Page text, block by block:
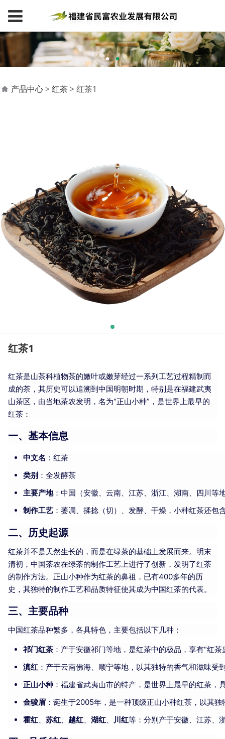
红茶1
产品中心> 红茶> 红茶1
红茶1
红茶是山茶科植物茶的嫩叶或嫩芽经过一系列工艺过程精制而
成的茶，其历史可以追溯到中国明朝时期，特别是在福建武夷
山茶区，由当地茶农发明，名为“正山小种”，是世界上最早的
红茶：
一、基本信息
中文名 ：红茶
类别：全发酵茶
主要产地：中国（安徽、云南、江苏、浙江、湖南、四川等
制作工艺：萎凋、揉捻（切）、发酵、干燥，小种红茶还包
二、历史起源
红茶并不是天然生长的，而是在绿茶的基础上发展而来。明末
清初，中国茶农在绿茶的制作工艺上进行了创新，发明了红茶
的制作方法。正山小种作为红茶的鼻祖，已有400多年的历
史，其独特的制作工艺和品质特征使其成为中国红茶的代表。
三、主要品种
中国红茶品种繁多，各具特色，主要包括以下几种：
祁门红茶：产于安徽祁门等地，是红茶中的极品，享有“红茶
滇红：产于云南佛海、顺宁等地，以其独特的香气和滋味受
正山小种：福建省武夷山市的特产，是世界上最早的红茶，
金骏眉：诞生于2005年，是一种顶级正山小种红茶，以其
霍红、 苏红、 越红、 湖红、 川红等：分别产于安徽、江苏、